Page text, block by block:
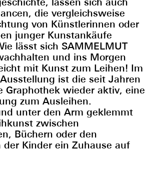
die vergleichsweise
von Künstlerinnen oder
junger Kunstankäufe
lässt sich SAMMELMUT
und ins Morgen
mit Kunst zum Leihen! Im
ist die seit Jahren
Graphothek wieder aktiv, eine
zum Ausleihen.
unter den Arm geklemmt
zwischen
Büchern oder den
der Kinder ein Zuhause auf